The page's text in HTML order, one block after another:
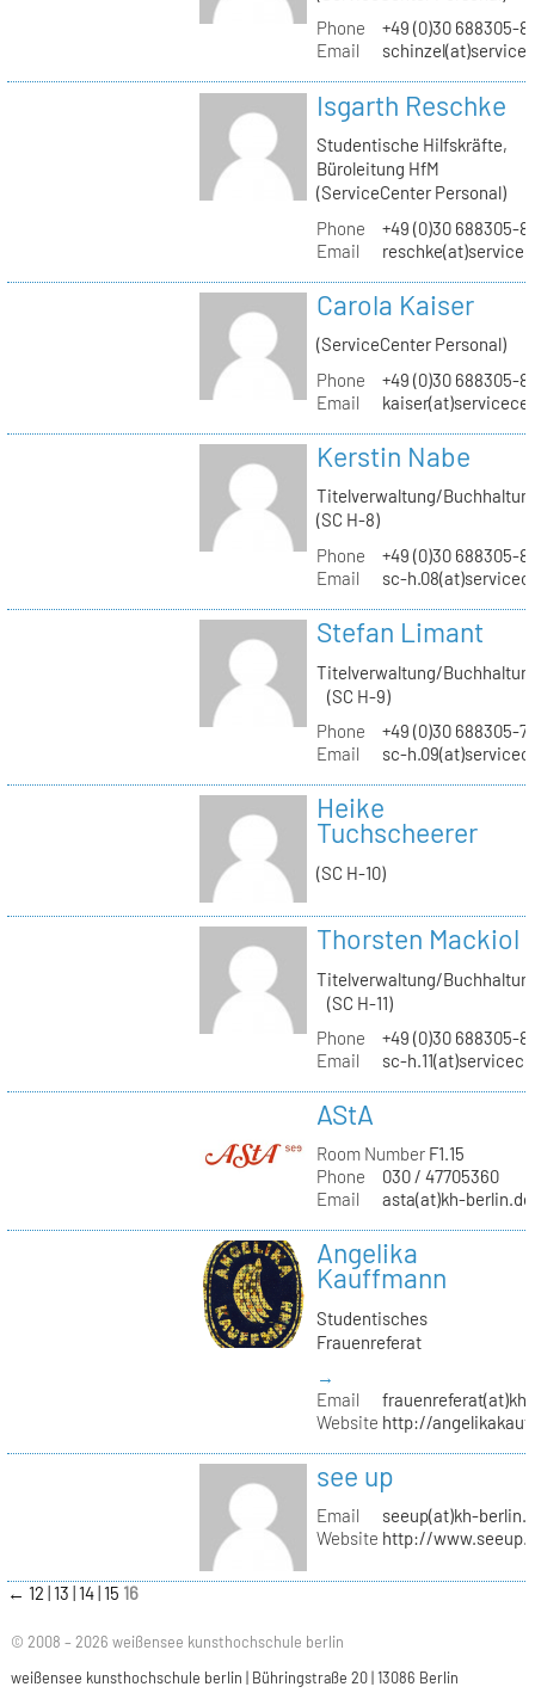
Phone
+49 (0)30 688305-
Email
Isgarth Reschke
Studentische Hilfskräfte,
Büroleitung HfM
(ServiceCenter Personal)
Phone
+49 (0)30 688305-
Email
Carola Kaiser
(ServiceCenter Personal)
Phone
+49 (0)30 688305-
Email
Kerstin Nabe
Titelverwaltung/
(SC H-8)
Phone
+49 (0)30 688305-
Email
sc-
Stefan Limant
Titelverwaltung/
(SC H-9)
Phone
+49 (0)30 688305-
Email
sc-
Heike
Tuchscheerer
(SC H-10)
Thorsten Mackiol
Titelverwaltung/
(SC H-11)
Phone
+49 (0)30 688305-
Email
sc-
AStA
Room NumberF1.15
Phone
030 / 47705360
Email
asta(at)kh-berlin.de
Angelika
Kauffmann
Studentisches
Frauenreferat
→
Email
Website http://
see up
Email
seeup(at)kh-
Website http://
← 12 13 14 15 16
© 2008 – 2026 weißensee kunsthochschule berlin
weißensee kunsthochschule berlin | Bühringstraße 20 | 13086 Berlin